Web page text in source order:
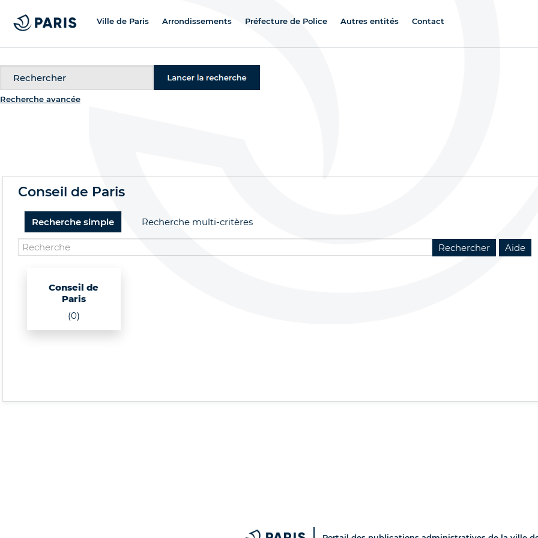
Ville de Paris Arrondissements Préfecture de Police Autres entités Contact
Recherche avancée
Conseil de Paris
Recherche simple Recherche multi-critères
Conseil de
Paris
(0)